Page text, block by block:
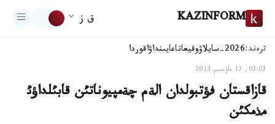
KAZINFORM ق ز
ترەند:2026-سايلاۋ وقيعاتاعايىنداۋاقوردا
03:03, 13 ماۋسىم 2013
قازاقستان فؤتبولدان الةم چةمپيوناتئن قابئلداؤئ
مذمكئن